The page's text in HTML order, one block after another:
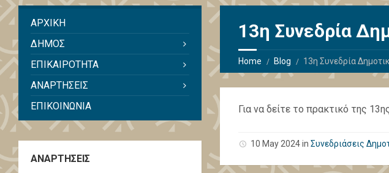
13η Συνεδρία
Home Blog 13η Συνεδρία
Για να δείτε το πρακτικό της
10 May 2024 in Συνεδριάσεις
ΑΡΧΙΚΗ
ΔΗΜΟΣ
ΕΠΙΚΑΙΡΟΤΗΤΑ
ΑΝΑΡΤΗΣΕΙΣ
ΕΠΙΚΟΙΝΩΝΙΑ
ΑΝΑΡΤΗΣΕΙΣ